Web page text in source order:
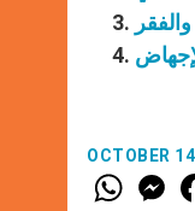
OCTOBER
W
h
M
e